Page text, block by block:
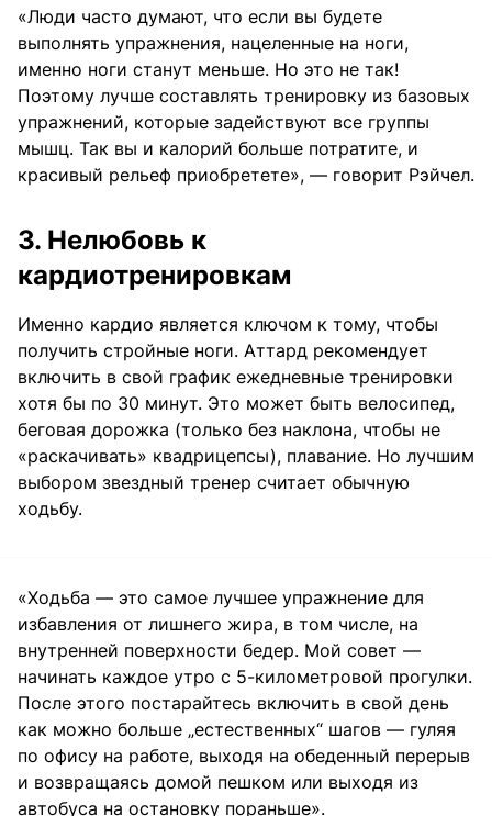
«Люди часто думают, что если вы будете
выполнять упражнения, нацеленные на ноги,
именно ноги станут меньше. Но это не так!
Поэтому лучше составлять тренировку из базовых
упражнений, которые задействуют все группы
мышц. Так вы и калорий больше потратите, и
красивый рельеф приобретете», — говорит Рэйчел.
3. Нелюбовь к
кардиотренировкам
Именно кардио является ключом к тому, чтобы
получить стройные ноги. Аттард рекомендует
включить в свой график ежедневные тренировки
хотя бы по 30 минут. Это может быть велосипед,
беговая дорожка (только без наклона, чтобы не
«раскачивать» квадрицепсы), плавание. Но лучшим
выбором звездный тренер считает обычную
ходьбу.
«Ходьба — это самое лучшее упражнение для
избавления от лишнего жира, в том числе, на
внутренней поверхности бедер. Мой совет —
начинать каждое утро с 5-километровой прогулки.
После этого постарайтесь включить в свой день
как можно больше „естественных“ шагов — гуляя
по офису на работе, выходя на обеденный перерыв
и возвращаясь домой пешком или выходя из
автобуса на остановку пораньше».